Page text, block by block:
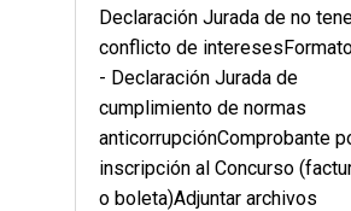
Declaración Jurada de no
conflicto de
- Declaración Jurada de
cumplimiento de normas
anticorrupciónComprobante
inscripción al Concurso
o boleta)Adjuntar archivos